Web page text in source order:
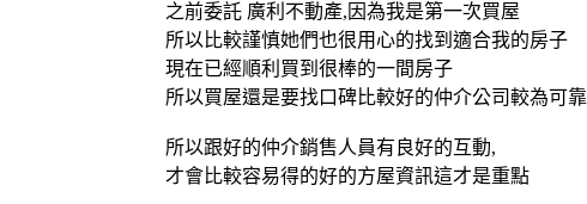
之前委託 廣利不動產,因為我是第一次買屋
所以比較謹慎她們也很用心的找到適合我的房子
現在已經順利買到很棒的一間房子
所以買屋還是要找口碑比較好的仲介公司較為可靠
所以跟好的仲介銷售人員有良好的互動,
才會比較容易得的好的方屋資訊這才是重點